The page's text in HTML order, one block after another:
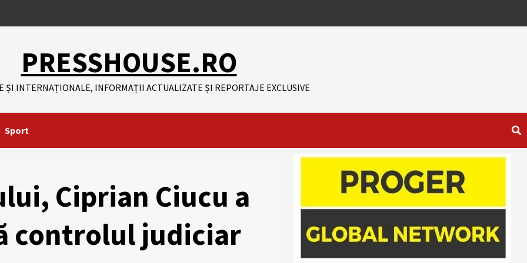
PRESSHOUSE.RO
ȘI INTERNAȚIONALE, INFORMAȚII ACTUALIZATE ȘI REPORTAJE EXCLUSIVE
Sport
Ciprian Ciucu a
controlul judiciar